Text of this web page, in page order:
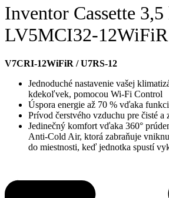
Inventor Cassette
LV5MCI32-12WiFiR
V7CRI-12WiFiR / U7RS-12
Jednoduché nastavenie vašej
kdekoľvek, pomocou Wi-Fi Control
Úspora energie až 70 % vďaka
Prívod čerstvého vzduchu pre čisté a
Jedinečný komfort vďaka 360°
Anti-Cold Air, ktorá zabraňuje
do miestnosti, keď jednotka spustí